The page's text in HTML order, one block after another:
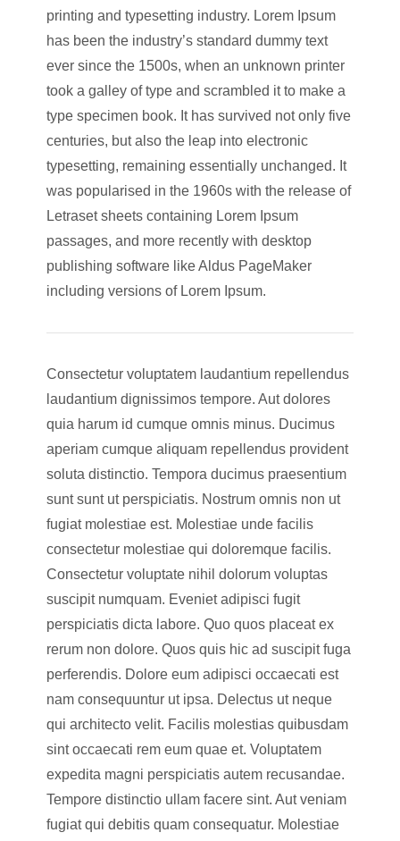
printing and typesetting industry. Lorem Ipsum
has been the industry’s standard dummy text
ever since the 1500s, when an unknown printer
took a galley of type and scrambled it to make a
type specimen book. It has survived not only five
centuries, but also the leap into electronic
typesetting, remaining essentially unchanged. It
was popularised in the 1960s with the release of
Letraset sheets containing Lorem Ipsum
passages, and more recently with desktop
publishing software like Aldus PageMaker
including versions of Lorem Ipsum.
Consectetur voluptatem laudantium repellendus
laudantium dignissimos tempore. Aut dolores
quia harum id cumque omnis minus. Ducimus
aperiam cumque aliquam repellendus provident
soluta distinctio. Tempora ducimus praesentium
sunt sunt ut perspiciatis. Nostrum omnis non ut
fugiat molestiae est. Molestiae unde facilis
consectetur molestiae qui doloremque facilis.
Consectetur voluptate nihil dolorum voluptas
suscipit numquam. Eveniet adipisci fugit
perspiciatis dicta labore. Quo quos placeat ex
rerum non dolore. Quos quis hic ad suscipit fuga
perferendis. Dolore eum adipisci occaecati est
nam consequuntur ut ipsa. Delectus ut neque
qui architecto velit. Facilis molestias quibusdam
sint occaecati rem eum quae et. Voluptatem
expedita magni perspiciatis autem recusandae.
Tempore distinctio ullam facere sint. Aut veniam
fugiat qui debitis quam consequatur. Molestiae